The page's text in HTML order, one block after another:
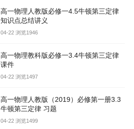
高一物理人教版必修一4.5牛顿第三定律
知识点总结讲义
04-22 浏览1946
高一物理教科版必修一3.4牛顿第三定律
课件
04-22 浏览1497
高一物理人教版（2019）必修第一册3.3
牛顿第三定律 习题
04-22 浏览1499